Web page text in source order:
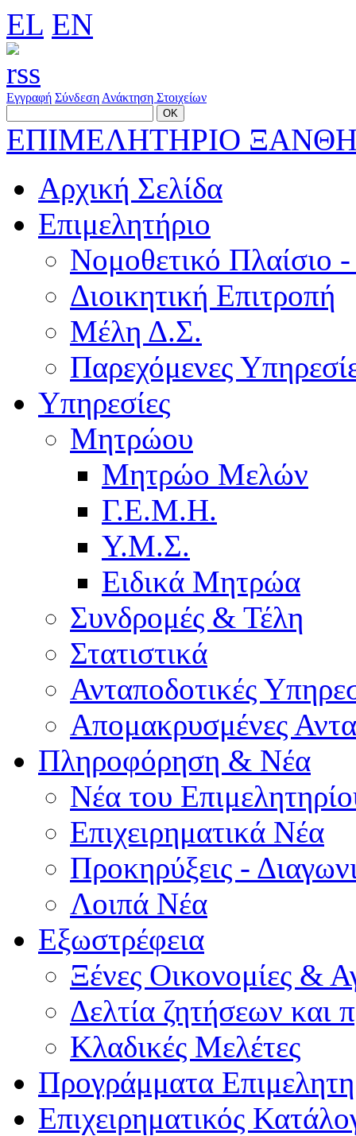
EL EN
Εγγραφή Σύνδεση Ανάκτηση Στοιχείων
ΕΠΙΜΕΛΗΤΗΡΙΟ
Αρχική Σελίδα
Επιμελητήριο
Νομοθετικό Πλαίσιο
Διοικητική Επιτροπή
Μέλη Δ.Σ.
Παρεχόμενες
Υπηρεσίες
Μητρώου
Μητρώο Μελών
Γ.Ε.Μ.Η.
Υ.Μ.Σ.
Ειδικά Μητρώα
Συνδρομές & Τέλη
Στατιστικά
Ανταποδοτικές
Απομακρυσμένες
Πληροφόρηση & Νέα
Νέα του
Επιχειρηματικά Νέα
Προκηρύξεις -
Λοιπά Νέα
Εξωστρέφεια
Ξένες Οικονομίες &
Δελτία ζητήσεων
Κλαδικές Μελέτες
Προγράμματα
Επιχειρηματικός